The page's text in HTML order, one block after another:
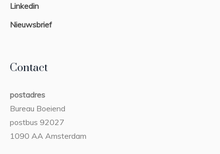
Linkedin
Nieuwsbrief
Contact
postadres
Bureau Boeiend
postbus 92027
1090 AA Amsterdam